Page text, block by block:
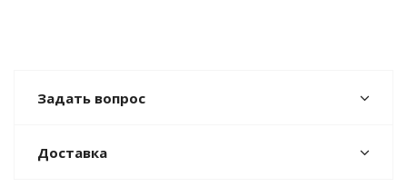
Задать вопрос
Доставка